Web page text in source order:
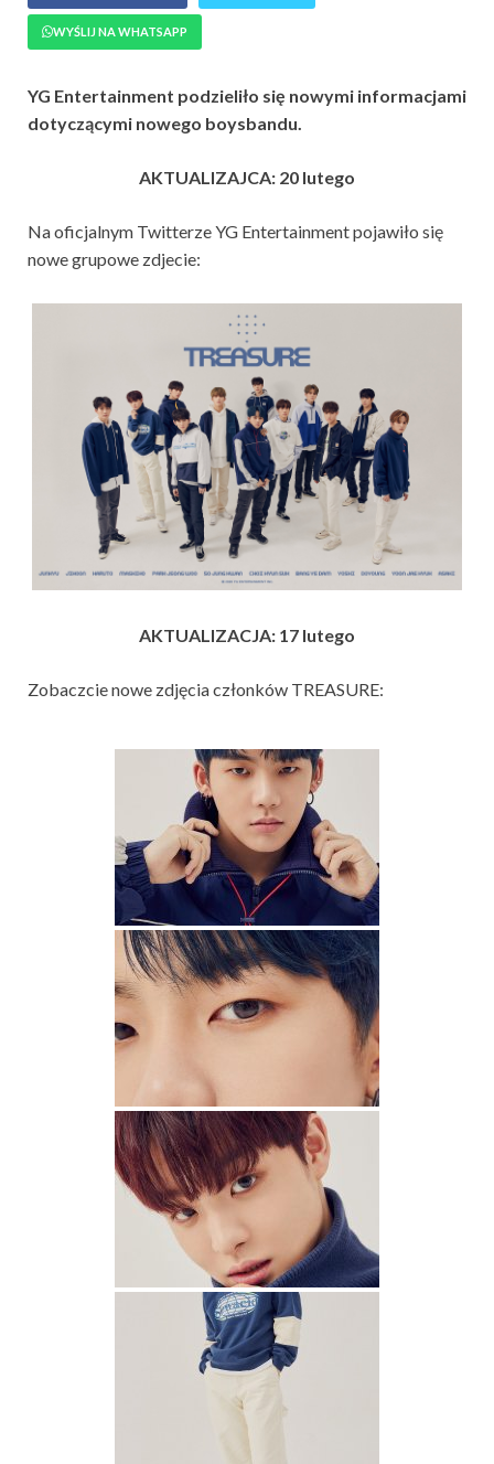
WYŚLIJ NA WHATSAPP
YG Entertainment podzieliło się nowymi informacjami
dotyczącymi nowego boysbandu.
AKTUALIZAJCA: 20 lutego
Na oficjalnym Twitterze YG Entertainment pojawiło się
nowe grupowe zdjecie:
AKTUALIZACJA: 17 lutego
Zobaczcie nowe zdjęcia członków TREASURE: